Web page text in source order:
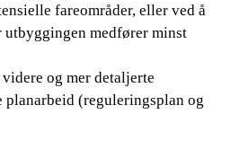
fareområder, eller ved å
medfører minst
og mer detaljerte
planarbeid (reguleringsplan og